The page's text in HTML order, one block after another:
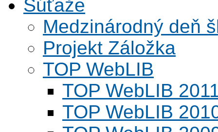
Súťaže
Medzinárodný deň
Projekt Záložka
TOP WebLIB
TOP WebLIB
TOP WebLIB